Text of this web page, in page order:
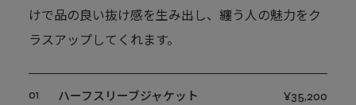
けで品の良い抜け感を生み出し、纏う人の魅力をク
ラスアップしてくれます。
01 ハーフスリーブジャケット ¥35,200